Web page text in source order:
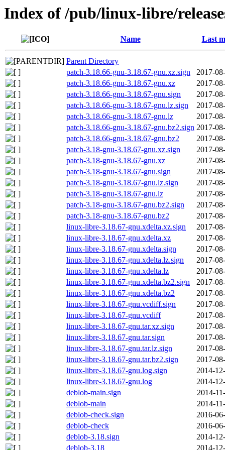
Index of /pub/linux-libre/
Name Last
Parent Directory
patch-3.18.66-gnu-3.18.67-gnu.xz.sign
2017-
patch-3.18.66-gnu-3.18.67-gnu.xz
2017-
patch-3.18.66-gnu-3.18.67-gnu.sign
2017-
patch-3.18.66-gnu-3.18.67-gnu.lz.sign
2017-
patch-3.18.66-gnu-3.18.67-gnu.lz
2017-
patch-3.18.66-gnu-3.18.67-gnu.bz2.sign 2017-
patch-3.18.66-gnu-3.18.67-gnu.bz2
2017-
patch-3.18-gnu-3.18.67-gnu.xz.sign
2017-
patch-3.18-gnu-3.18.67-gnu.xz
2017-
patch-3.18-gnu-3.18.67-gnu.sign
2017-
patch-3.18-gnu-3.18.67-gnu.lz.sign
2017-
patch-3.18-gnu-3.18.67-gnu.lz
2017-
patch-3.18-gnu-3.18.67-gnu.bz2.sign
2017-
patch-3.18-gnu-3.18.67-gnu.bz2
2017-
linux-libre-3.18.67-gnu.xdelta.xz.sign
2017-
linux-libre-3.18.67-gnu.xdelta.xz
2017-
linux-libre-3.18.67-gnu.xdelta.sign
2017-
linux-libre-3.18.67-gnu.xdelta.lz.sign
2017-
linux-libre-3.18.67-gnu.xdelta.lz
2017-
linux-libre-3.18.67-gnu.xdelta.bz2.sign
2017-
linux-libre-3.18.67-gnu.xdelta.bz2
2017-
linux-libre-3.18.67-gnu.vcdiff.sign
2017-
linux-libre-3.18.67-gnu.vcdiff
2017-
linux-libre-3.18.67-gnu.tar.xz.sign
2017-
linux-libre-3.18.67-gnu.tar.sign
2017-
linux-libre-3.18.67-gnu.tar.lz.sign
2017-
linux-libre-3.18.67-gnu.tar.bz2.sign
2017-
linux-libre-3.18.67-gnu.log.sign
2014-
linux-libre-3.18.67-gnu.log
2014-
deblob-main.sign
2014-
deblob-main
2014-
deblob-check.sign
2016-
deblob-check
2016-
deblob-3.18.sign
2014-
deblob-3.18
2014-